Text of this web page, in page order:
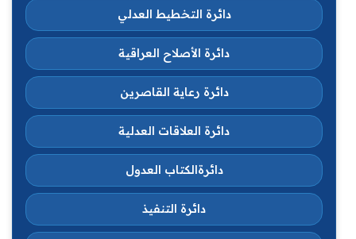
دائرة التخطيط العدلي
دائرة الأصلاح العراقية
دائرة رعاية القاصرين
دائرة العلاقات العدلية
دائرةالكتاب العدول
دائرة التنفيذ